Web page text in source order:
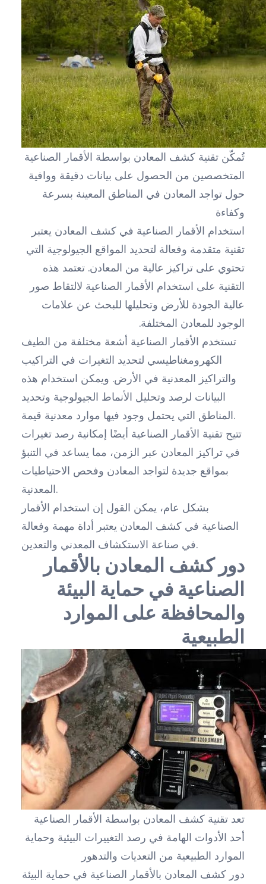
تُمكّن تقنية كشف المعادن بواسطة الأقمار الصناعية
المتخصصين من الحصول على بيانات دقيقة ووافية
حول تواجد المعادن في المناطق المعينة بسرعة
وكفاءة
استخدام الأقمار الصناعية في كشف المعادن يعتبر
تقنية متقدمة وفعالة لتحديد المواقع الجيولوجية التي
تحتوي على تراكيز عالية من المعادن. تعتمد هذه
التقنية على استخدام الأقمار الصناعية لالتقاط صور
عالية الجودة للأرض وتحليلها للبحث عن علامات
الوجود للمعادن المختلفة.
تستخدم الأقمار الصناعية أشعة مختلفة من الطيف
الكهرومغناطيسي لتحديد التغيرات في التراكيب
والتراكيز المعدنية في الأرض. ويمكن استخدام هذه
البيانات لرصد وتحليل الأنماط الجيولوجية وتحديد
المناطق التي يحتمل وجود فيها موارد معدنية قيمة.
تتيح تقنية الأقمار الصناعية أيضًا إمكانية رصد تغيرات
في تراكيز المعادن عبر الزمن، مما يساعد في التنبؤ
بمواقع جديدة لتواجد المعادن وفحص الاحتياطيات
المعدنية.
بشكل عام، يمكن القول إن استخدام الأقمار
الصناعية في كشف المعادن يعتبر أداة مهمة وفعالة
في صناعة الاستكشاف المعدني والتعدين.
دور كشف المعادن بالأقمار
الصناعية في حماية البيئة
والمحافظة على الموارد
الطبيعية
تعد تقنية كشف المعادن بواسطة الأقمار الصناعية
أحد الأدوات الهامة في رصد التغييرات البيئية وحماية
الموارد الطبيعية من التعديات والتدهور
دور كشف المعادن بالأقمار الصناعية في حماية البيئة